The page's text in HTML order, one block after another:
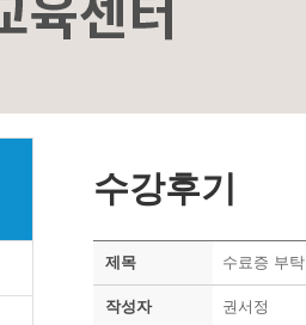
수강후기
제목 수료증 부
작성자 권서정